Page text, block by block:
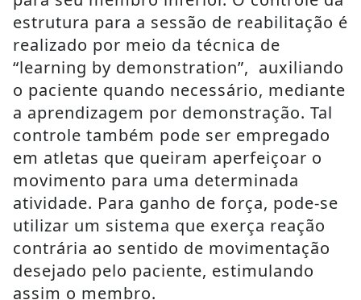
estrutura para a sessão de reabilitação é
realizado por meio da técnica de
“learning by demonstration”, auxiliando
o paciente quando necessário, mediante
a aprendizagem por demonstração. Tal
controle também pode ser empregado
em atletas que queiram aperfeiçoar o
movimento para uma determinada
atividade. Para ganho de força, pode-se
utilizar um sistema que exerça reação
contrária ao sentido de movimentação
desejado pelo paciente, estimulando
assim o membro.